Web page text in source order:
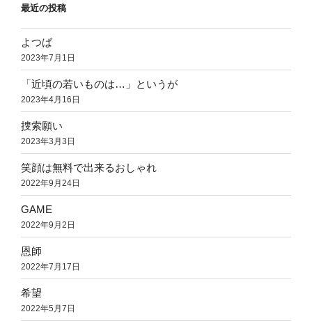
最近の投稿
よつば
2023年7月1日
「近頃の若いものは…」というが
2023年4月16日
捜索願い
2023年3月3日
笑顔は無料で出来るおしゃれ
2022年9月24日
GAME
2022年9月2日
恩師
2022年7月17日
希望
2022年5月7日